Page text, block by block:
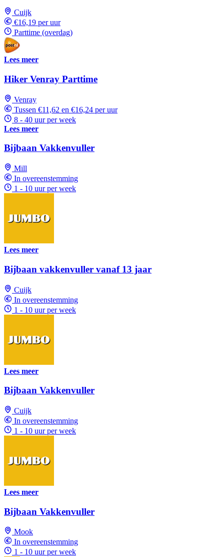
Cuijk
€16,19 per uur
Parttime (overdag)
Lees meer
Hiker Venray Parttime
Venray
Tussen €11,62 en €16,24 per uur
8 - 40 uur per week
Lees meer
Bijbaan Vakkenvuller
Mill
In overeenstemming
1 - 10 uur per week
Lees meer
Bijbaan vakkenvuller vanaf 13 jaar
Cuijk
In overeenstemming
1 - 10 uur per week
Lees meer
Bijbaan Vakkenvuller
Cuijk
In overeenstemming
1 - 10 uur per week
Lees meer
Bijbaan Vakkenvuller
Mook
In overeenstemming
1 - 10 uur per week